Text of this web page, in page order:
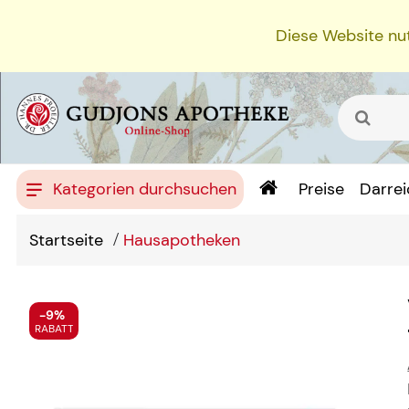
Diese Website
Kategorien durchsuchen Preise
Startseite Hausapotheken
-9%
RABATT